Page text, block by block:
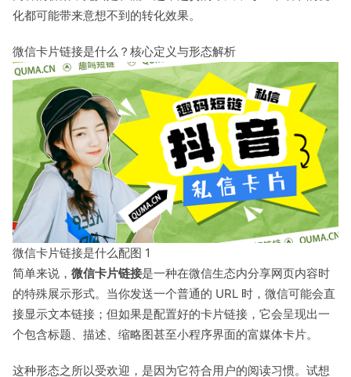
化都可能带来意想不到的转化效果。
微信卡片链接是什么？核心定义与形态解析
微信卡片链接是什么配图 1
简单来说， 微信卡片链接是一种在微信生态内分享网页内容时
的特殊展示形式。当你发送一个普通的 URL 时，微信可能会直
接显示文本链接；但如果是配置好的卡片链接，它会呈现出一
个包含标题、描述、缩略图甚至小程序界面的富媒体卡片。
这种形态之所以受欢迎，是因为它符合用户的阅读习惯。试想